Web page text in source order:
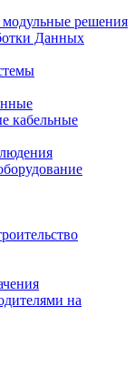
решения
Данных
кабельные
на